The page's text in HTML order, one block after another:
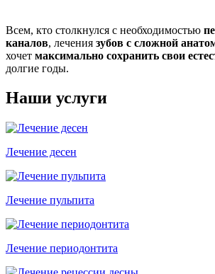
Всем, кто столкнулся с необходимостью
каналов, лечения зубов с сложной
хочет максимально сохранить свои
долгие годы.
Наши услуги
Лечение десен
Лечение пульпита
Лечение периодонтита